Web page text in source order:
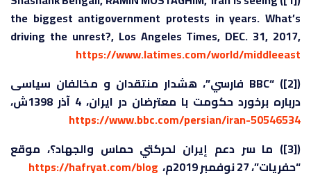
the biggest antigovernment protests in years. What’s
driving the unrest?, Los Angeles Times, DEC. 31, 2017,
https://www.latimes.com/world/middleeast
([2]) “BBC فارسي”، هشدار منتقدان و مخالفان سیاسی
درباره برخورد حکومت با معترضان در ایران، 4 آذر 1398ش،
https://www.bbc.com/persian/iran-50546534
([3]) ما سر دعم إيران لحركتي حماس والجهاد؟، موقع
“حفريات”، 27 نوفمبر 2019م،
https://hafryat.com/blog